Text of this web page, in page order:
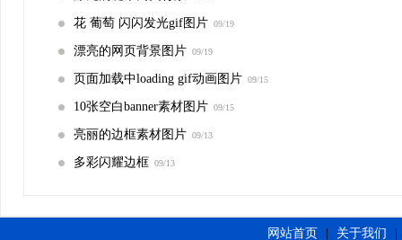
花 葡萄 闪闪发光gif图片 09/19
漂亮的网页背景图片 09/19
页面加载中loading gif动画图片 09/15
10张空白banner素材图片 09/15
亮丽的边框素材图片 09/13
多彩闪耀边框 09/13
网站首页 关于我们